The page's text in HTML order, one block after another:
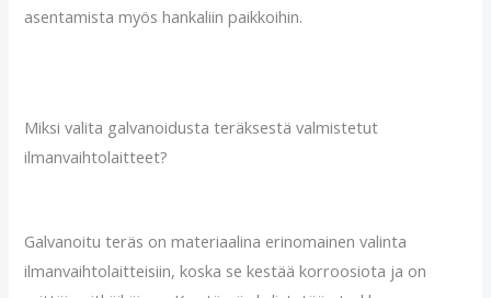
asentamista myös hankaliin paikkoihin.
Miksi valita galvanoidusta teräksestä valmistetut
ilmanvaihtolaitteet?
Galvanoitu teräs on materiaalina erinomainen valinta
ilmanvaihtolaitteisiin, koska se kestää korroosiota ja on